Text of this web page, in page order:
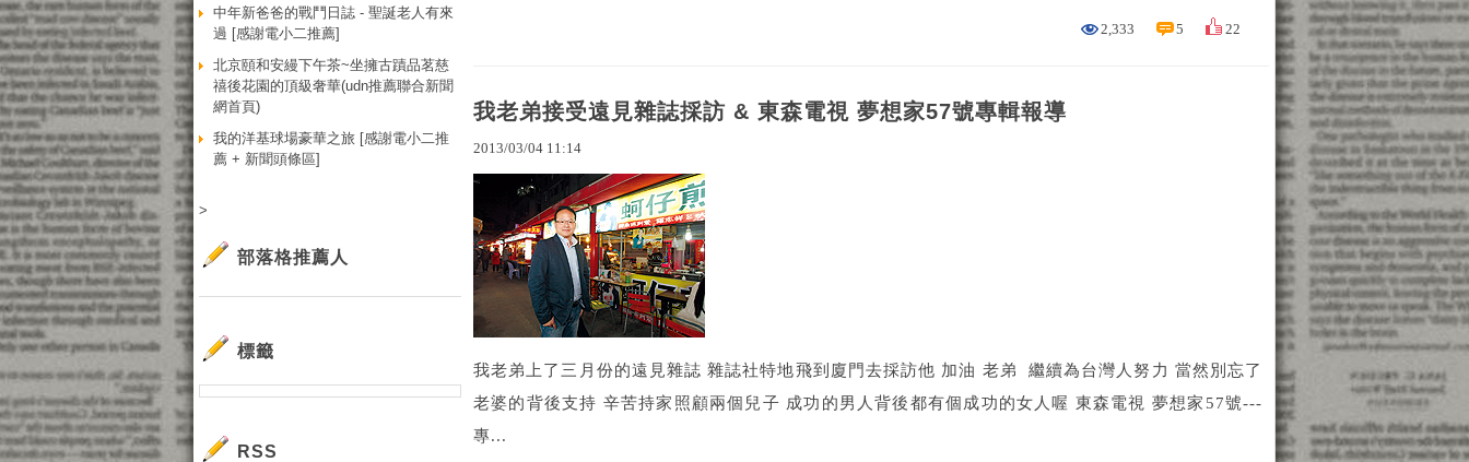
2,333 5 22
我老弟接受遠見雜誌採訪 & 東森電視 夢想家57號專輯報導
2013/03/04 11 :14
我老弟上了三月份的遠見雜誌 雜誌社特地飛到廈門去採訪他 加油 老弟 繼續為台灣人努力 當然別忘了
老婆的背後支持 辛苦持家照顧兩個兒子 成功的男人背後都有個成功的女人喔 東森電視 夢想家57號---
專...
中年新爸爸的戰鬥日誌 - 聖誕老人有來
過 [感謝電小二推薦]
北京頤和安縵下午茶~坐擁古蹟品茗慈
禧後花園的頂級奢華(udn推薦聯合新聞
網首頁)
我的洋基球場豪華之旅 [感謝電小二推
薦 + 新聞頭條區]
>
部落格推薦人
標籤
RSS